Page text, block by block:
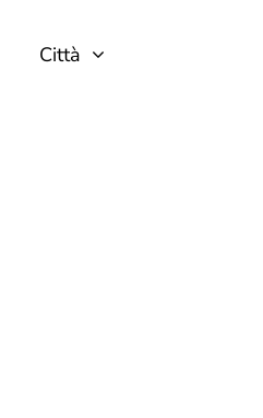
Città